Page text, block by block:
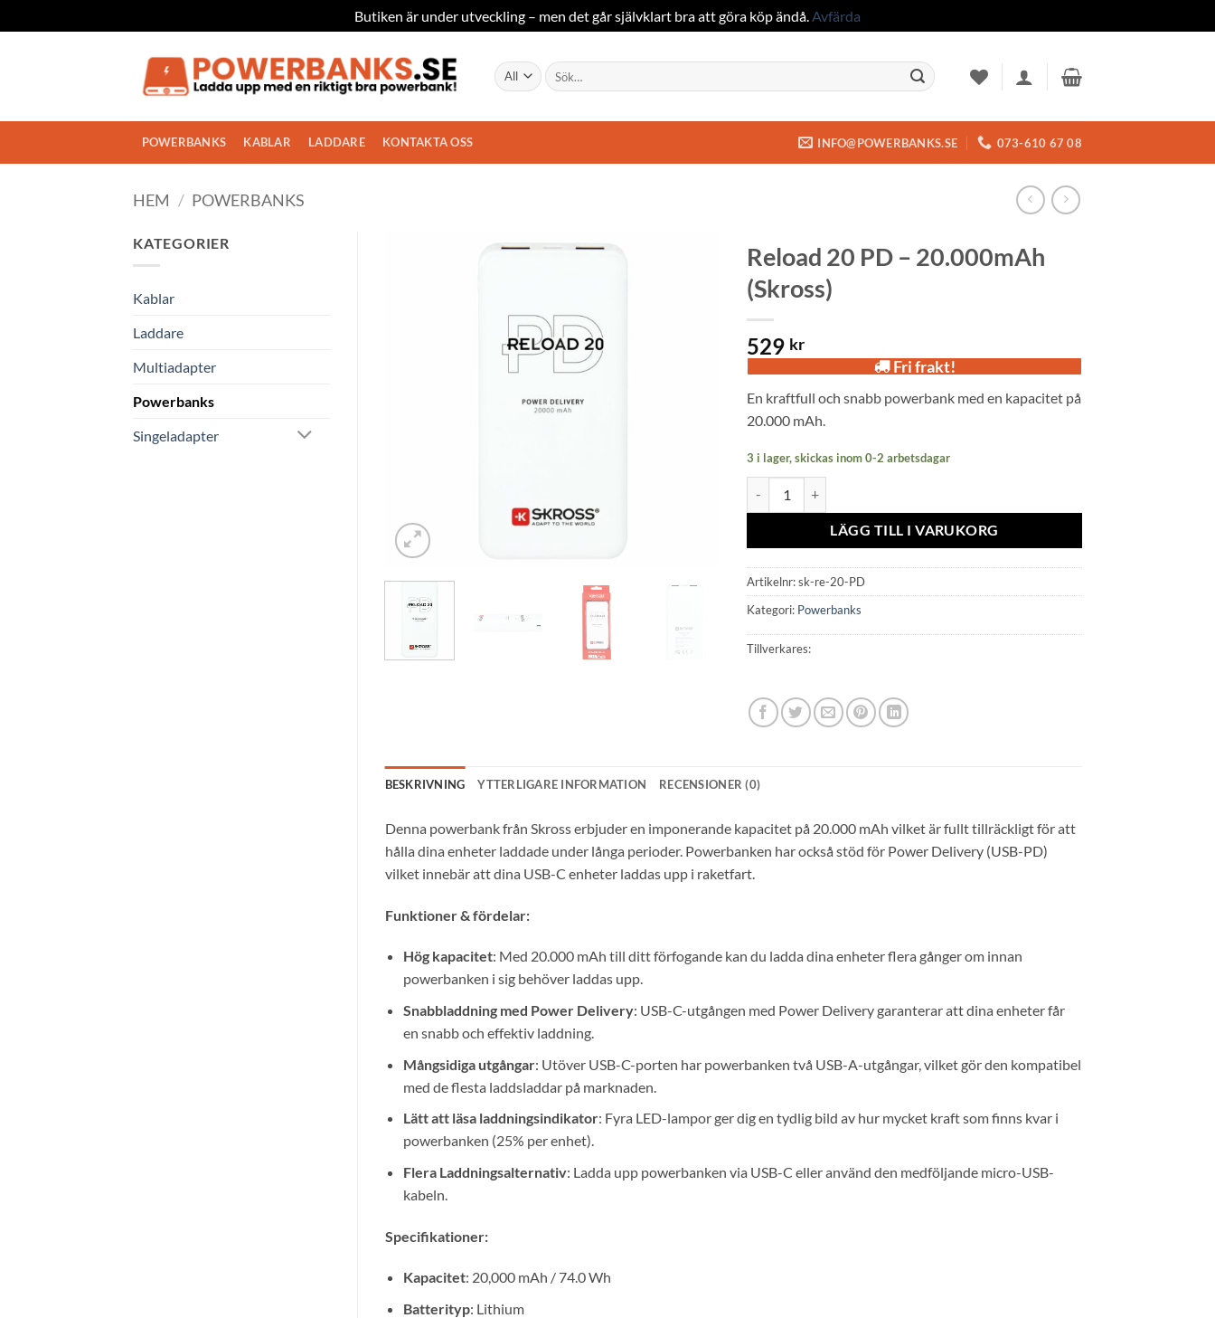
Butiken är under utveckling – men det går självklart bra att göra köp ändå.Avfärda
Sök
efter:
POWERBANKS KABLAR LADDARE KONTAKTA OSS INFO@POWERBANKS.SE 073-610 67 08
HEM / POWERBANKS
KATEGORIER
Kablar
Laddare
Multiadapter
Powerbanks
Singeladapter
Reload 20 PD – 20.000mAh
(Skross)
529 kr
Fri frakt!
En kraftfull och snabb powerbank med en kapacitet på
20.000 mAh.
3 i lager, skickas inom 0-2 arbetsdagar
LÄGG TILL I VARUKORG
Artikelnr:sk-re-20-PD
Kategori: Powerbanks
Tillverkares:
BESKRIVNING YTTERLIGARE INFORMATION RECENSIONER (0)
Denna powerbank från Skross erbjuder en imponerande kapacitet på 20.000 mAh vilket är fullt tillräckligt för att
hålla dina enheter laddade under långa perioder. Powerbanken har också stöd för Power Delivery (USB-PD)
vilket innebär att dina USB-C enheter laddas upp i raketfart.
Funktioner & fördelar:
Hög kapacitet: Med 20.000 mAh till ditt förfogande kan du ladda dina enheter flera gånger om innan
powerbanken i sig behöver laddas upp.
Snabbladdning med Power Delivery: USB-C-utgången med Power Delivery garanterar att dina enheter får
en snabb och effektiv laddning.
Mångsidiga utgångar: Utöver USB-C-porten har powerbanken två USB-A-utgångar, vilket gör den kompatibel
med de flesta laddsladdar på marknaden.
Lätt att läsa laddningsindikator: Fyra LED-lampor ger dig en tydlig bild av hur mycket kraft som finns kvar i
powerbanken (25% per enhet).
Flera Laddningsalternativ: Ladda upp powerbanken via USB-C eller använd den medföljande micro-USB-
kabeln.
Specifikationer:
Kapacitet: 20,000 mAh / 74.0 Wh
Batterityp: Lithium